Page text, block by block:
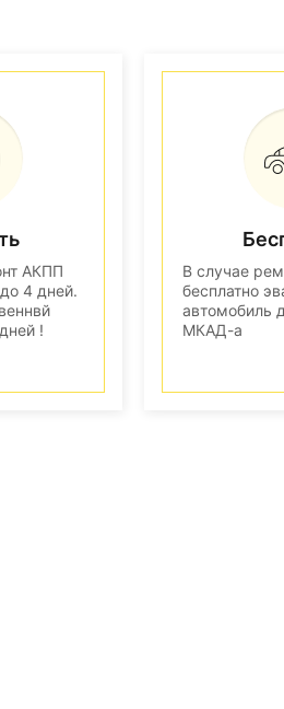
АКПП
4 дней.
!
В случае
бесплатно
автомобиль
МКАД-а